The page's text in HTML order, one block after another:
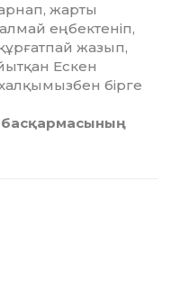
жарты
еңбектеніп,
жазып,
Ескен
бірге
басқармасының